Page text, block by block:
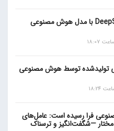
رقابت بایدو با DeepSeek با مدل هوش مصنوعی
تولیدشده توسط هوش مصنوعی
فرا رسیده است: عامل‌های
—شگفت‌انگیز و ترسناک